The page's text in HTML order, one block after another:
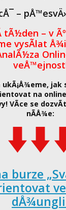
–
tÃ½den – v
vysÃ­lat
ukÃ¡Å¾eme,
na
VÃ­ce se
nÃ­Å¾e:
burze